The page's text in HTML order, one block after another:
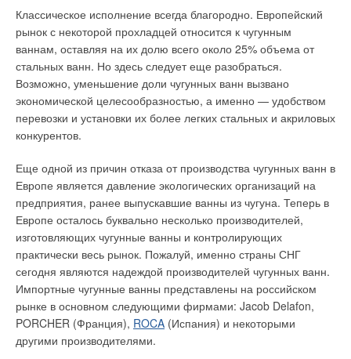
Классическое исполнение всегда благородно. Европейский
рынок с некоторой прохладцей относится к чугунным
ваннам, оставляя на их долю всего около 25% объема от
стальных ванн. Но здесь следует еще разобраться.
Возможно, уменьшение доли чугунных ванн вызвано
экономической целесообразностью, а именно — удобством
перевозки и установки их более легких стальных и акриловых
конкурентов.
Еще одной из причин отказа от производства чугунных ванн в
Европе является давление экологических организаций на
предприятия, ранее выпускавшие ванны из чугуна. Теперь в
Европе осталось буквально несколько производителей,
изготовляющих чугунные ванны и контролирующих
практически весь рынок. Пожалуй, именно страны СНГ
сегодня являются надеждой производителей чугунных ванн.
Импортные чугунные ванны представлены на российском
рынке в основном следующими фирмами: Jacob Delafon,
PORCHER (Франция), ROCA (Испания) и некоторыми
другими производителями.
производимых во всем мире газовых водонагревателей
различаются только по внешнему виду, а отличия
определяются в первую очередь техническими
характеристиками. В современных системах мощность
водонагревателя — газовой колонки — может меняться в
зависимости от потребностей в горячей воде благодаря
системе автоматического регулирования.
При этом исключается возможность резкого изменения
температуры воды при открытии или закрытии
водопроводного крана в любой точке водозабора в доме,
поскольку газовый водонагреватель автоматически
регулирует свою мощность. Тем самым продлевается срок
его службы и сокращается потребление газа. Газовый
водонагреватель оборудован комплектом
предохранительных и блокирующих устройств для
безопасной работы.
Надёжность гарантируется применением жаропрочных и
долговечных материалов Сегодня существуют три типа
розжига запальной горелки: механический розжиг (от спички
Разница в цене на аналогичное по основным техническим
характеристикам оборудование может быть существенная.
Наиболее низкие цены на генераторы теплоты из южных
стран Западной Европы (Италия, Испания, Югославия,
Греция), стран бывшего соцлагеря (Чехия, Словакия,
Польша, Венгрия) и стран Азии (Южная Корея, Сирия). К
этой категории можно отнести и оборудование из США,
которое одно из первых появилось на российском рынке, но
не получило в дальнейшем широкого распространения.
Возрастание цены наблюдается по мере удаления
страныпроизводителя на север Европы (Австрия,
Швейцария, Голландия, Германия, Швеция, Финляндия). И
это оправдано, так как в странах с более суровым климатом
требования к его качеству и надежности возрастают, а,
соответственно, возрастает и цена. У оборудования этих
стран по опыту его эксплуатации в климатических и
технических, часто отличающихся от идеальных, условиях
средней полосы России гораздо меньше отказов в работе.